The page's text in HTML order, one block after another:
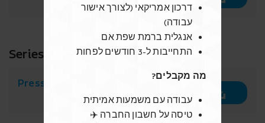
Series D Announcement
Press Release
דרכון אמריקאי (לצורך אישור
עבודה)
אנגלית ברמת שפת אם
התחייבות ל-3 חודשים לפחות
מה מקבלים?
עבודה עם משמעות אמיתית
טיסה על חשבון החברה ✈️